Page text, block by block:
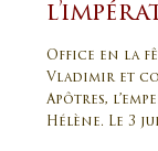
Office en la
Vladimir et
Apôtres,
Hélène. Le 3